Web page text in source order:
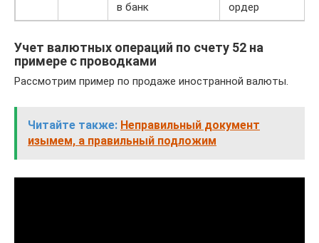
в банк
ордер
Учет валютных операций по счету 52 на
примере с проводками
Рассмотрим пример по продаже иностранной валюты.
Читайте также: Неправильный документ
изымем, а правильный подложим